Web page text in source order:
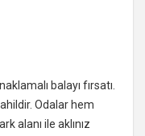
balayı fırsatı.
Odalar hem
alanı ile aklınız